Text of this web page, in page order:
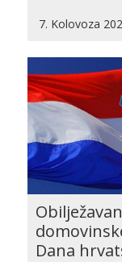
7. Kolovoza
Dana